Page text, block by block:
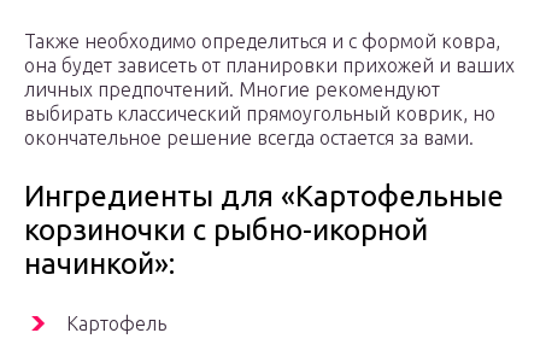
Также необходимо определиться и с формой ковра,
она будет зависеть от планировки прихожей и ваших
личных предпочтений. Многие рекомендуют
выбирать классический прямоугольный коврик, но
окончательное решение всегда остается за вами.
Ингредиенты для «Картофельные
корзиночки с рыбно-икорной
начинкой»:
Картофель